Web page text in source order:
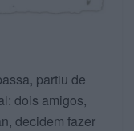
partiu de
dois amigos,
decidem fazer